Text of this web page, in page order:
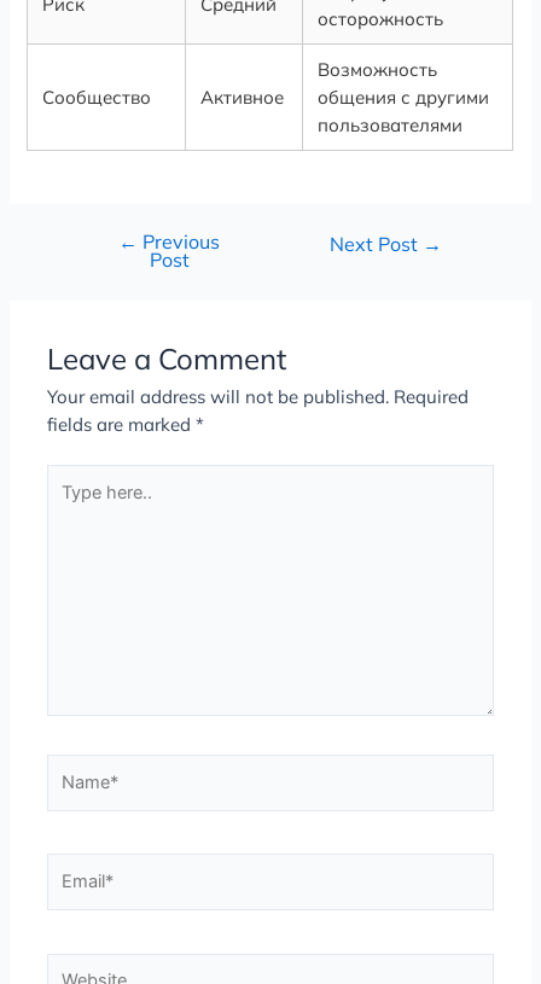
осторожность
Сообщество Активное
Возможность
общения с другими
пользователями
← Previous
Post
Next Post →
Leave a Comment
Your email address will not be published. Required
fields are marked*
here..